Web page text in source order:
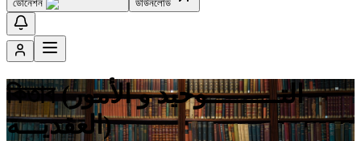
ডোনেশন ডাউনলোড
কিতাব (التــــــــــوحيد و الأمور
العقديـــة)